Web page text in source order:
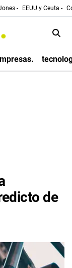
- EEUU y Ceuta -
de